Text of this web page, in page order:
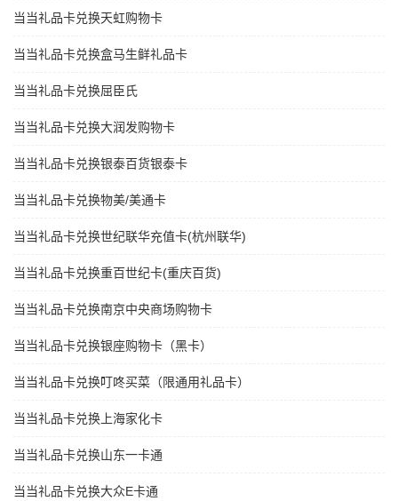
当当礼品卡兑换天虹购物卡
当当礼品卡兑换盒马生鲜礼品卡
当当礼品卡兑换屈臣氏
当当礼品卡兑换大润发购物卡
当当礼品卡兑换银泰百货银泰卡
当当礼品卡兑换物美/美通卡
当当礼品卡兑换世纪联华充值卡(杭州联华)
当当礼品卡兑换重百世纪卡(重庆百货)
当当礼品卡兑换南京中央商场购物卡
当当礼品卡兑换银座购物卡（黑卡）
当当礼品卡兑换叮咚买菜（限通用礼品卡）
当当礼品卡兑换上海家化卡
当当礼品卡兑换山东一卡通
当当礼品卡兑换大众E卡通